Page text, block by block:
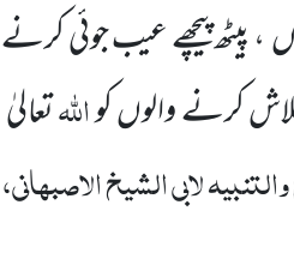
، پیٹھ پیچھے عیب جوئی کرنے
کرنے والوں کواللّٰہتعالیٰ
لابی الشیخ الاصبہانی،